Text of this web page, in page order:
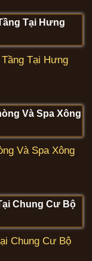
Tại Hưng
Và Spa Xông
Chung Cư Bộ